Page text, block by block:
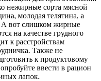
нежирные сорта мясной
молодая телятина, а
А вот слишком жирные
на качестве грудного
к расстройствам
Также не
к продуктовому
ввести в рацион
лапок.